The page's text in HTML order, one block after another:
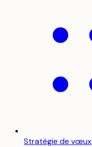
Stratégie de vœux